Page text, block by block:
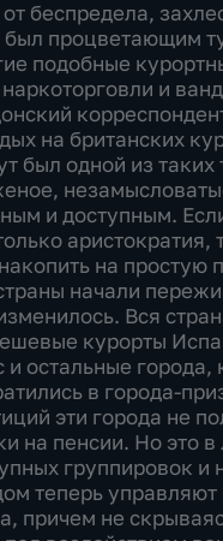
беспредела,
процветающим
подобные
и
на британских
был одной из таких
и доступным.
аристократия,
на простую
начали
Вся
курорты
и остальные
в города-
эти города не
на пенсии. Но это
группировок и
теперь управляют
причем не